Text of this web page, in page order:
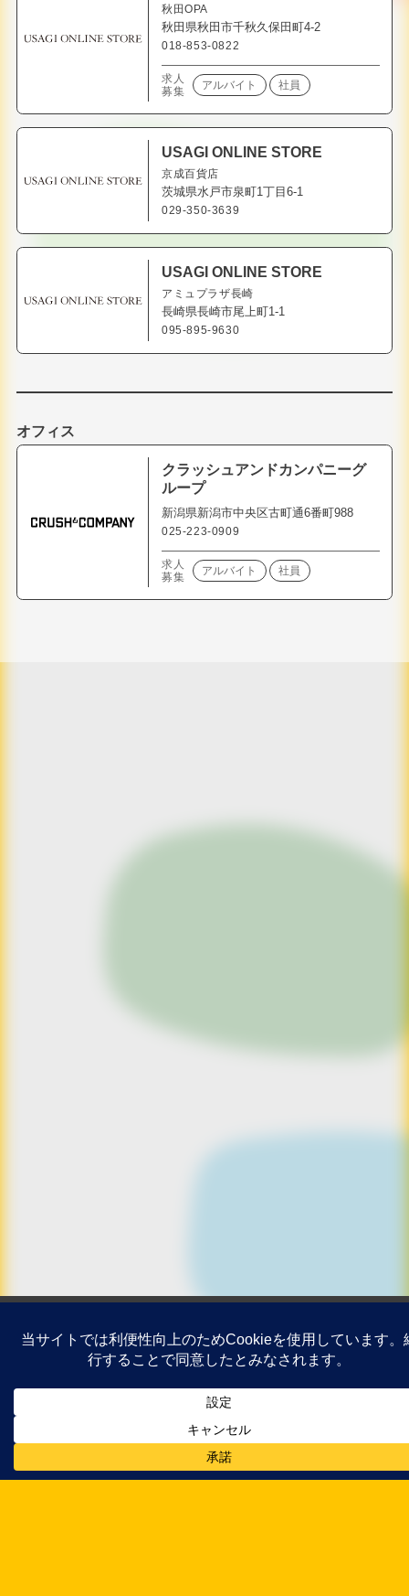
秋田OPA
秋田県秋田市千秋久保田町4-2
018-853-0822
求人
募集
アルバイト 社員
USAGI ONLINE STORE
京成百貨店
茨城県水戸市泉町1丁目6-1
029-350-3639
USAGI ONLINE STORE
アミュプラザ長崎
長崎県長崎市尾上町1-1
095-895-9630
オフィス
クラッシュアンドカンパニーグ
ループ
新潟県新潟市中央区古町通6番町988
025-223-0909
求人
募集
アルバイト 社員
会社概要